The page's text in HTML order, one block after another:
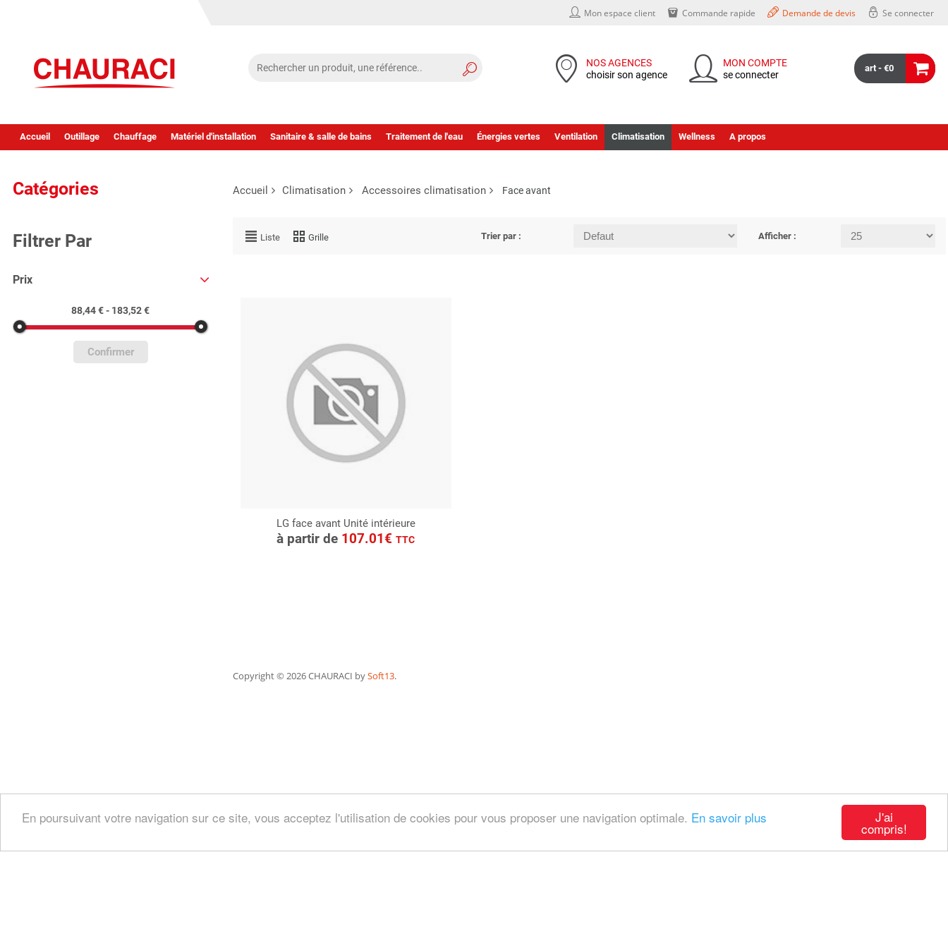
J'ai
compris!
En poursuivant votre navigation sur ce site, vous acceptez l'utilisation de cookies pour vous proposer une navigation optimale. En savoir plus
Mon espace client Commande rapide Demande de devis Se connecter
NOS AGENCES
choisir son agence
MON COMPTE
se connecter
art - €0
Accueil Outillage Chauffage Matériel d'installation Sanitaire & salle de bains Traitement de l'eau Énergies vertes Ventilation Climatisation Wellness A propos
Catégories
Filtrer Par
Prix
88,44 € - 183,52 €
Confirmer
Accueil Climatisation Accessoires climatisation Face avant
Liste Grille Trier par : Afficher :
LG face avant Unité intérieure
à partir de 107.01€TTC
CONSULTER
Demande de devis
Copyright© 2026 CHAURACI bySoft13.